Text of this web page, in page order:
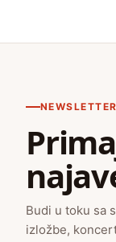
NEWSLETTER
Budi u toku sa
izložbe,